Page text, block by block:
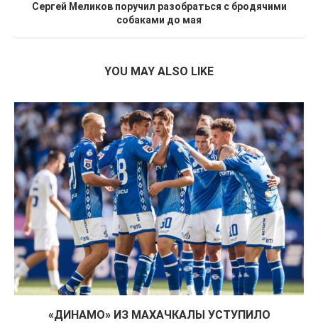
Сергей Меликов поручил разобраться с бродячими
собаками до мая
YOU MAY ALSO LIKE
«ДИНАМО» ИЗ МАХАЧКАЛЫ УСТУПИЛО